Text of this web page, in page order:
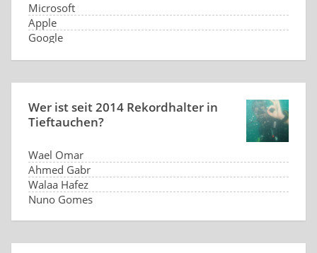
Microsoft
Apple
Google
Wer ist seit 2014 Rekordhalter in
Tieftauchen?
Wael Omar
Ahmed Gabr
Walaa Hafez
Nuno Gomes